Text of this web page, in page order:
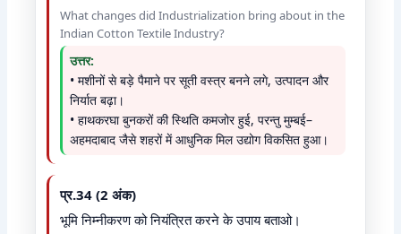
What changes did Industrialization bring about in the
Indian Cotton Textile Industry?
उत्तर:
• मशीनों से बड़े पैमाने पर सूती वस्त्र बनने लगे, उत्पादन और
निर्यात बढ़ा।
• हाथकरघा बुनकरों की स्थिति कमजोर हुई, परन्तु मुम्बई–
अहमदाबाद जैसे शहरों में आधुनिक मिल उद्योग विकसित हुआ।
प्र.34 (2 अंक)
भूमि निम्नीकरण को नियंत्रित करने के उपाय बताओ।